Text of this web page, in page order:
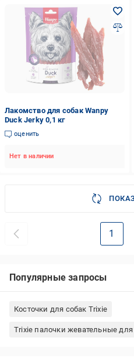
Лакомство для собак Wanpy
Duck Jerky 0,1 кг
оценить
Нет в наличии
1
Популярные запросы
Косточки для собак Trixie
Trixie палочки жевательные для